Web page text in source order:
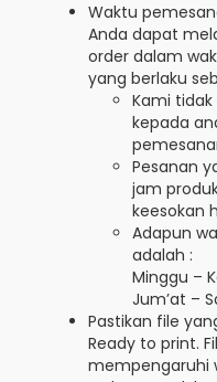
Waktu
Anda dapat
order dalam
yang berlaku
Kami
kepada
Pesanan
jam
keesokan
Adapun
adalah :
Minggu –
Jum’at –
Pastikan file
Ready to print.
mempengaruhi